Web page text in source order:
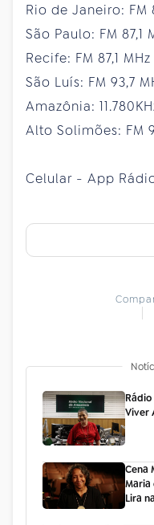
Rio de Janeiro: FM
São Paulo: FM 87,1
Recife: FM 87,1 MHz
São Luís: FM 93,7
Amazônia:
Alto Solimões: FM
Celular - App
Viver
Cena
Maria
Lira